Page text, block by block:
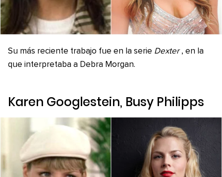
Su más reciente trabajo fue en la serie Dexter , en la
que interpretaba a Debra Morgan.
Karen Googlestein, Busy Philipps